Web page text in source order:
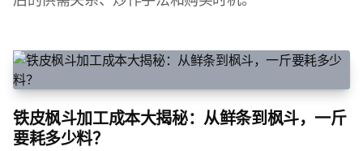
铁皮枫斗加工成本大揭秘：从鲜条到枫斗，一斤
要耗多少料？